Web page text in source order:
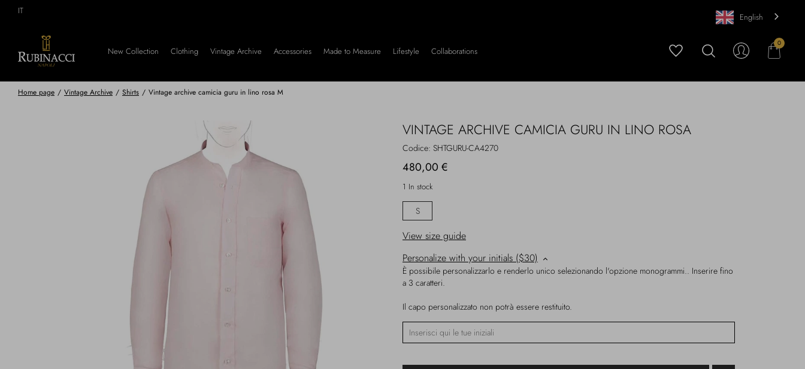
IT
English
New Collection Clothing Vintage Archive Accessories Made to Measure Lifestyle Collaborations
0
Home page / Vintage Archive / Shirts / Vintage archive camicia guru in lino rosa M
VINTAGE ARCHIVE CAMICIA GURU IN LINO ROSA
Codice: SHTGURU-CA4270
480,00 €
1 In stock
S
View size guide
Personalize with your initials ($30)
È possibile personalizzarlo e renderlo unico selezionando l'opzione monogrammi.. Inserire fino
a 3 caratteri.
Il capo personalizzato non potrà essere restituito.